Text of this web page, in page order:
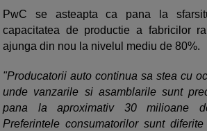
PwC se asteapta ca pana la
capacitatea de productie a fabricilor
ajunga din nou la nivelul mediu de 80%.
"Producatorii auto continua sa stea cu
unde vanzarile si asamblarile sunt
pana la aproximativ 30 milioane
Preferintele consumatorilor sunt